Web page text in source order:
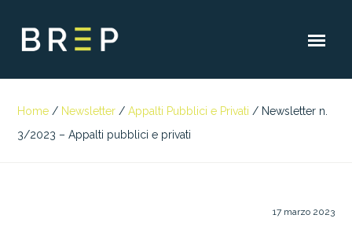
Home / Newsletter / Appalti Pubblici e Privati / Newsletter n.
3/2023 – Appalti pubblici e privati
17 marzo 2023